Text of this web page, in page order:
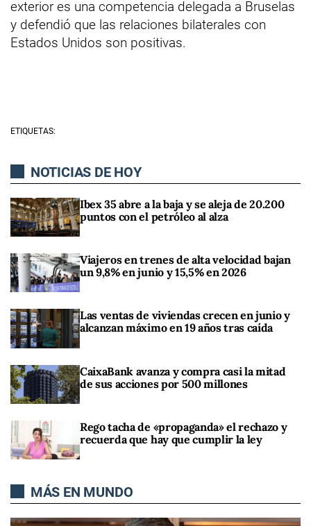
exterior es una competencia delegada a Bruselas
y defendió que las relaciones bilaterales con
Estados Unidos son positivas.
ETIQUETAS:
NOTICIAS DE HOY
Ibex 35 abre a la baja y se aleja de 20.200
puntos con el petróleo al alza
Viajeros en trenes de alta velocidad bajan
un 9,8% en junio y 15,5% en 2026
Las ventas de viviendas crecen en junio y
alcanzan máximo en 19 años tras caída
CaixaBank avanza y compra casi la mitad
de sus acciones por 500 millones
Rego tacha de «propaganda» el rechazo y
recuerda que hay que cumplir la ley
MÁS EN MUNDO